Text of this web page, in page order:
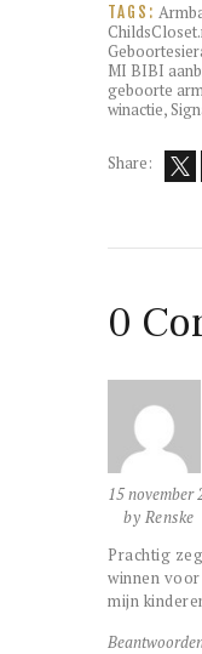
TAGS:
MI BIBI
geboorte
winactie,
Share:
0
15 november
by Renske
Prachtig
winnen
mijn